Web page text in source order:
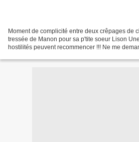
Moment de complicité entre deux crêpages de
tressée de Manon pour sa p'tite soeur Lison
hostilités peuvent recommencer !!! Ne me